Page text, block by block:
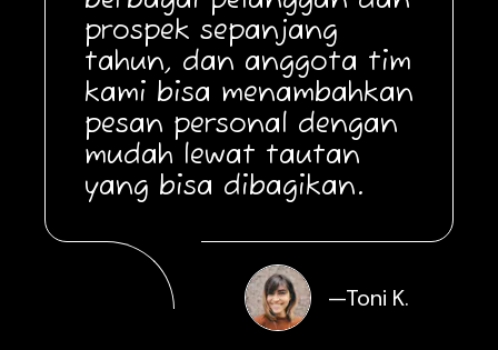
prospek sepanjang
tahun, dan anggota tim
kami bisa menambahkan
pesan personal dengan
mudah lewat tautan
yang bisa dibagikan.
—Toni K.